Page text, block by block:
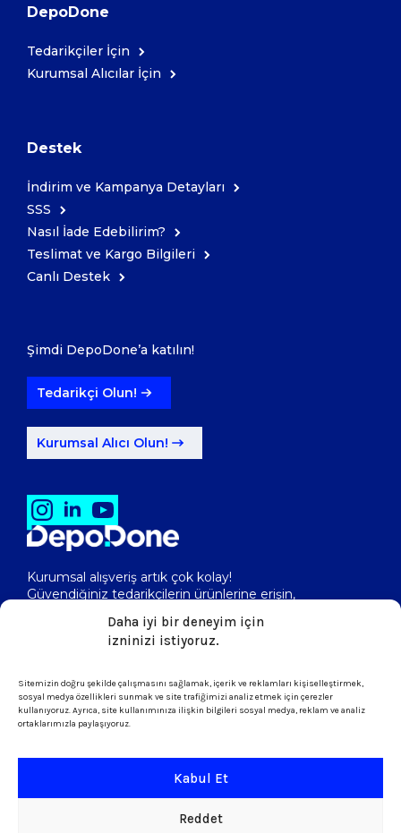
Daha iyi bir deneyim için
izninizi istiyoruz.
Sitemizin doğru şekilde çalışmasını sağlamak, içerik ve reklamları kişiselleştirmek,
sosyal medya özellikleri sunmak ve site trafiğimizi analiz etmek için çerezler
kullanıyoruz. Ayrıca, site kullanımınıza ilişkin bilgileri sosyal medya, reklam ve analiz
ortaklarımızla paylaşıyoruz.
Kabul Et
Reddet
Gıda
Paket Servis Ürünleri
Kurumsal alışveriş artık çok kolay!
Güvendiğiniz tedarikçilerin ürünlerine erişin,
isletme@depodone.com
DepoDone
Tedarikçiler İçin
Kurumsal Alıcılar İçin
Destek
İndirim ve Kampanya Detayları
SSS
Nasıl İade Edebilirim?
Teslimat ve Kargo Bilgileri
Canlı Destek
Şimdi DepoDone’a katılın!
Tedarikçi Olun!
Kurumsal Alıcı Olun!
Şartlar ve Koşullar